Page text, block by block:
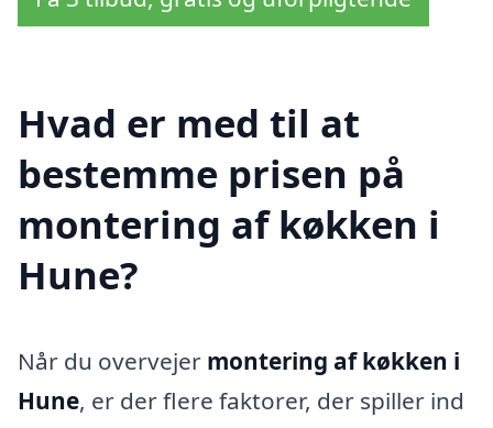
Hvad er med til at
bestemme prisen på
montering af køkken i
Hune?
Når du overvejer montering af køkken i
Hune, er der flere faktorer, der spiller ind